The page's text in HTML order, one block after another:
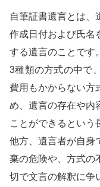
自筆証書遺言とは、
作成日付および氏名
する遺言のことです。
3種類の方式の中で
費用もかからない方
め、遺言の存在や内
ことができるという
他方、遺言者が自身
棄の危険や、方式の
切で文言の解釈に争